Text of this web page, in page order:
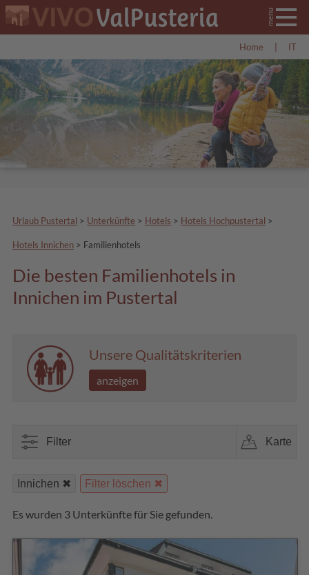
Home IT
Urlaub Pustertal > Unterkünfte > Hotels > Hotels Hochpustertal >
Hotels Innichen > Familienhotels
Die besten Familienhotels in
Innichen im Pustertal
Unsere Qualitätskriterien
anzeigen
Filter Karte
Innichen Filter löschen
Es wurden 3 Unterkünfte für Sie gefunden.